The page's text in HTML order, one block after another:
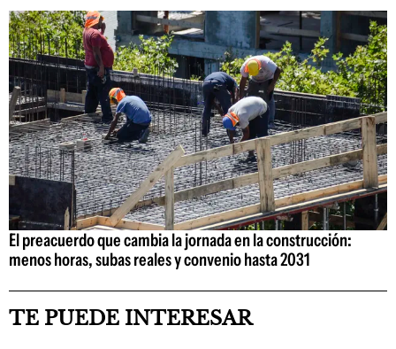
El preacuerdo que cambia la jornada en la construcción:
menos horas, subas reales y convenio hasta 2031
TE PUEDE INTERESAR